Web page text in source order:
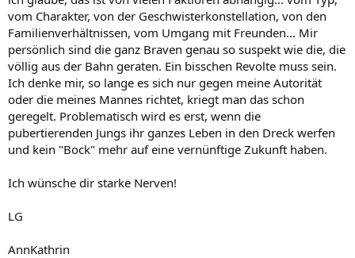
vom Charakter, von der Geschwisterkonstellation, von den
Familienverhältnissen, vom Umgang mit Freunden... Mir
persönlich sind die ganz Braven genau so suspekt wie die, die
völlig aus der Bahn geraten. Ein bisschen Revolte muss sein.
Ich denke mir, so lange es sich nur gegen meine Autorität
oder die meines Mannes richtet, kriegt man das schon
geregelt. Problematisch wird es erst, wenn die
pubertierenden Jungs ihr ganzes Leben in den Dreck werfen
und kein "Bock" mehr auf eine vernünftige Zukunft haben.
Ich wünsche dir starke Nerven!
LG
AnnKathrin